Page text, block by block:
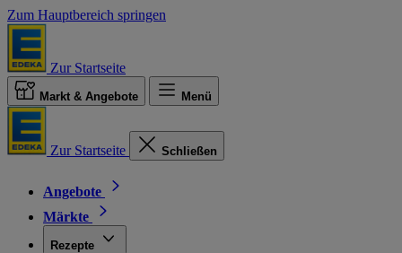
Zum Hauptbereich springen
Zur Startseite
Markt & Angebote Menü
Zur Startseite Schließen
Angebote
Märkte
Rezepte